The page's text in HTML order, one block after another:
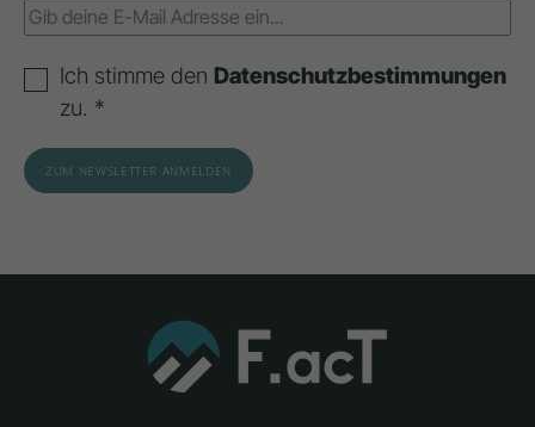
Ich stimme den Datenschutzbestimmungen
zu. *